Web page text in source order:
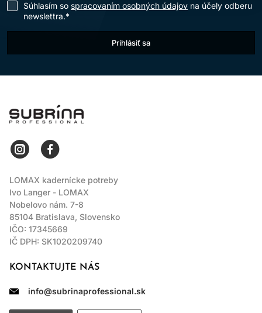
Súhlasím so spracovaním osobných údajov na účely odberu
newslettra.*
Prihlásiť sa
LOMAX
LOMAX kadernícke potreby
Ivo Langer - LOMAX
Nobelovo nám. 7-8
85104 Bratislava, Slovensko
IČO: 17345669
IČ DPH: SK1020209740
KONTAKTUJTE NÁS
info@subrinaprofessional.sk